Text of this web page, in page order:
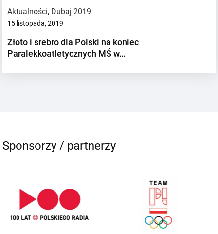
Aktualności, Dubaj 2019
15 listopada, 2019
Złoto i srebro dla Polski na koniec
Paralekkoatletycznych MŚ w…
Sponsorzy / partnerzy